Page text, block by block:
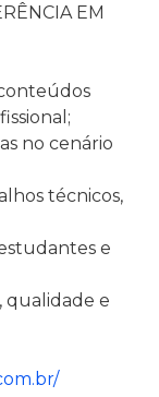
EM
no cenário
técnicos,
e
qualidade e